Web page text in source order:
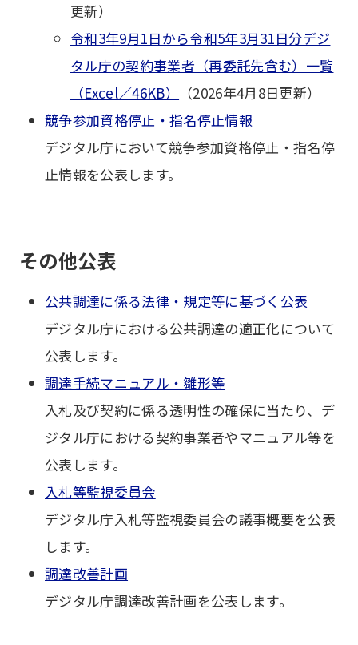
更新）
令和3年9月1日から令和5年3月31日分デジ
タル庁の契約事業者（再委託先含む）一覧
（Excel／46KB）
（2026年4月8日更新）
競争参加資格停止・指名停止情報
デジタル庁において競争参加資格停止・指名停
止情報を公表します。
その他公表
公共調達に係る法律・規定等に基づく公表
デジタル庁における公共調達の適正化について
公表します。
調達手続マニュアル・雛形等
入札及び契約に係る透明性の確保に当たり、デ
ジタル庁における契約事業者やマニュアル等を
公表します。
入札等監視委員会
デジタル庁入札等監視委員会の議事概要を公表
します。
調達改善計画
デジタル庁調達改善計画を公表します。